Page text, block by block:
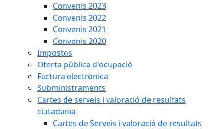
Convenis 2023
Convenis 2022
Convenis 2021
Convenis 2020
Impostos
Oferta pública d'ocupació
Factura electrònica
Subministraments
Cartes de serveis i valoració de resultats
ciutadania
Cartes de Serveis i valoració de resultats